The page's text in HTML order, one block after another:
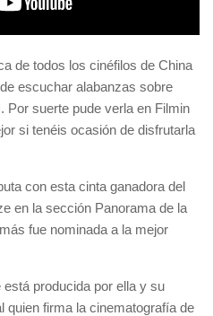
de todos los cinéfilos de China
escuchar alabanzas sobre
Por suerte pude verla en Filmin
si tenéis ocasión de disfrutarla
con esta cinta ganadora del
en la sección Panorama de la
fue nominada a la mejor
producida por ella y su
quien firma la cinematografía de